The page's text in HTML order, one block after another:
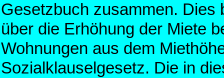
Gesetzbuch zusammen. Dies
über die Erhöhung der Miete
Wohnungen aus dem
Sozialklauselgesetz. Die in